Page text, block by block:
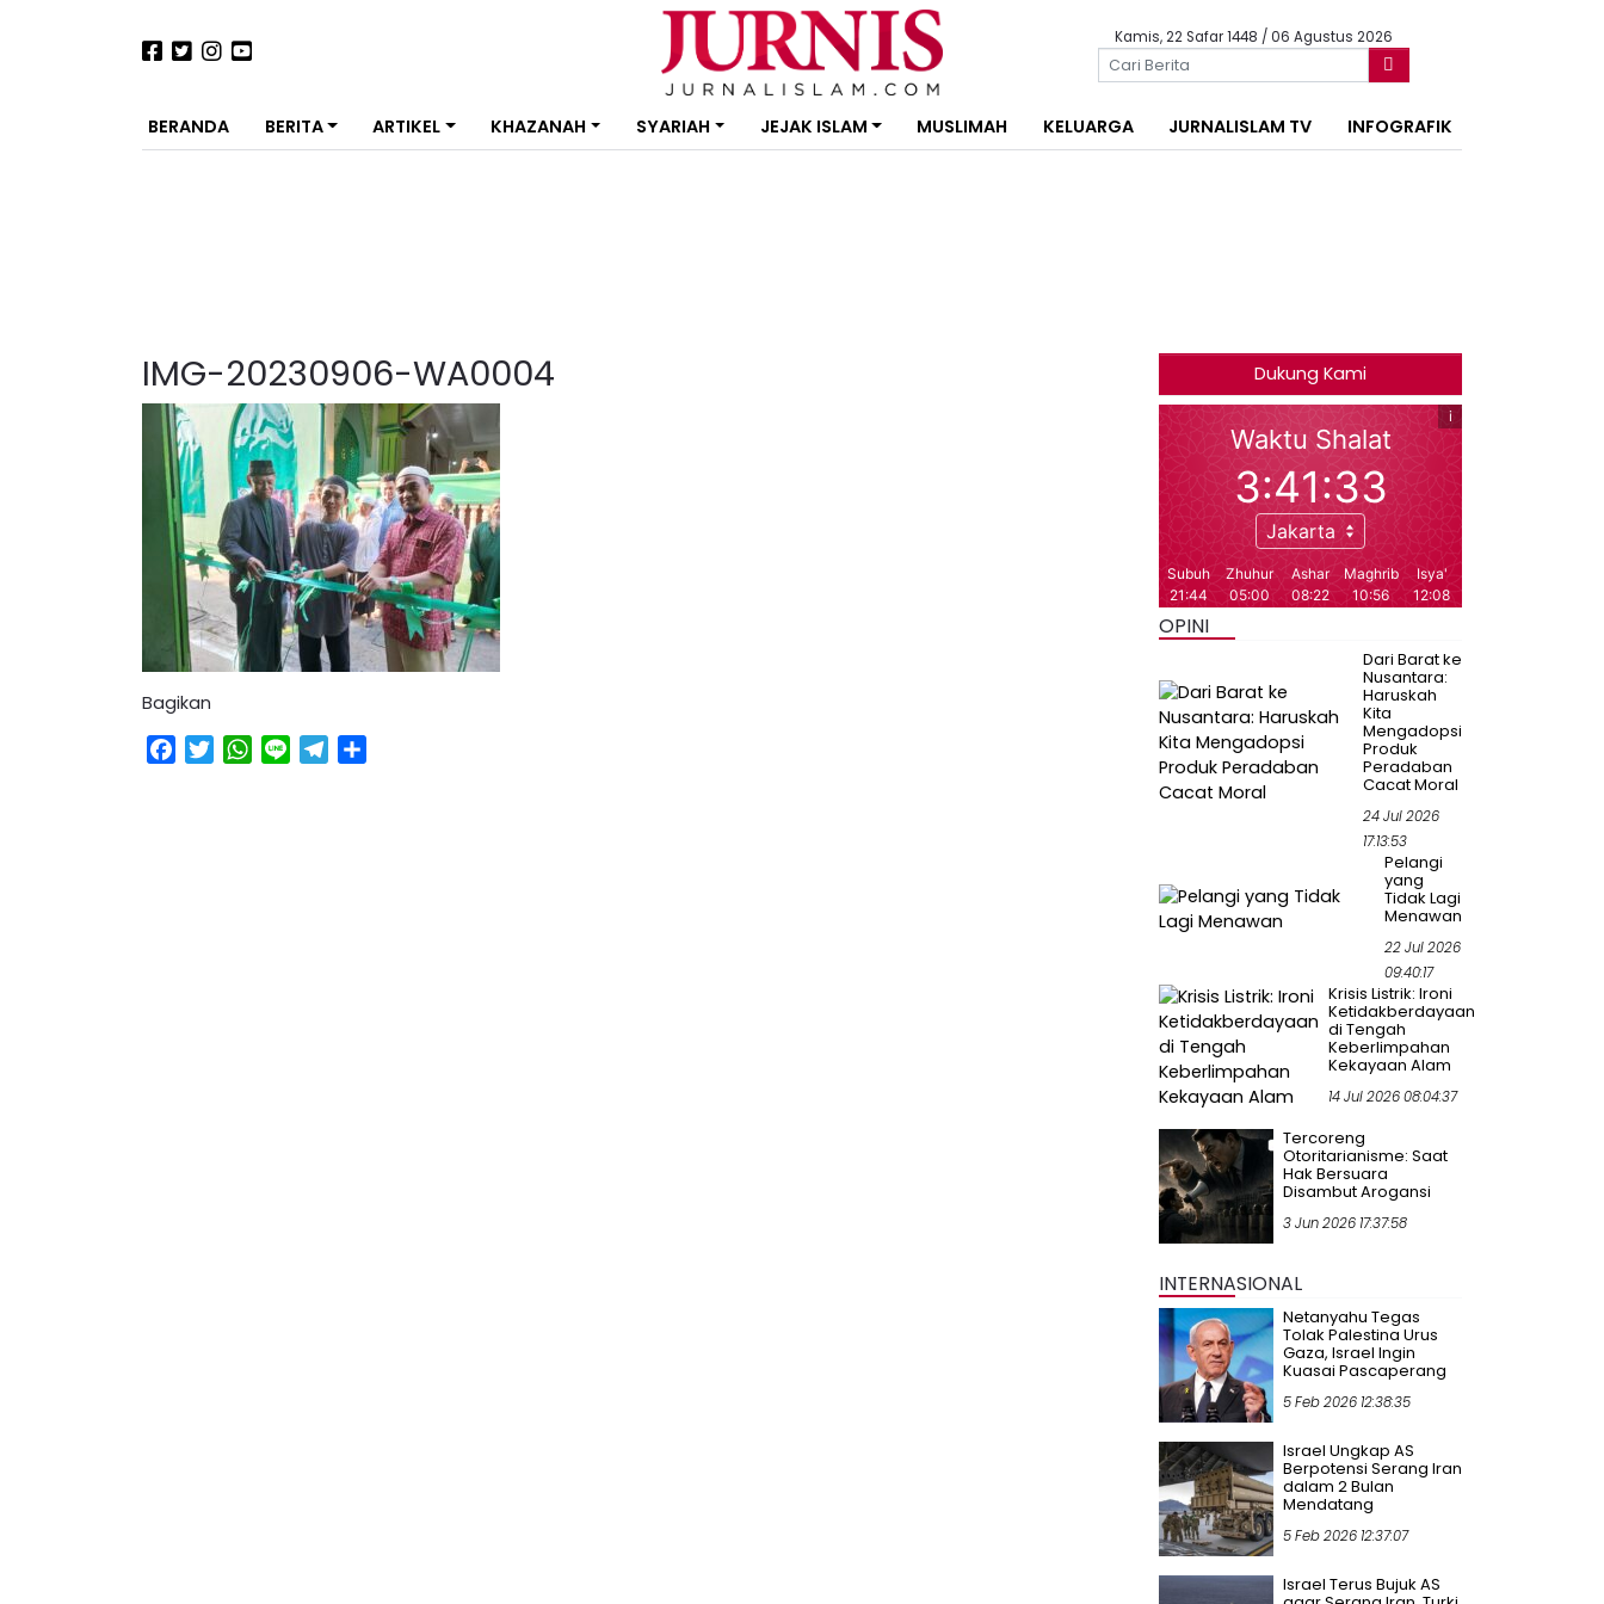
Kamis, 22 Safar 1448 / 06 Agustus 2026
BERANDA BERITA ARTIKEL KHAZANAH SYARIAH JEJAK ISLAM MUSLIMAH KELUARGA JURNALISLAM TV INFOGRAFIK
IMG-20230906-WA0004
Bagikan
Facebook
TwitterWhatsApp
Line Telegram
Dukung Kami
OPINI
Dari Barat ke
Nusantara:
Haruskah
Kita
Mengadopsi
Produk
Peradaban
Cacat Moral
24 Jul 2026
17:13:53
Pelangi
yang
Tidak Lagi
Menawan
22 Jul 2026
09:40:17
Krisis Listrik: Ironi
Ketidakberdayaan
di Tengah
Keberlimpahan
Kekayaan Alam
14 Jul 2026 08:04:37
Tercoreng
Otoritarianisme: Saat
Hak Bersuara
Disambut Arogansi
3 Jun 2026 17:37:58
INTERNASIONAL
Netanyahu Tegas
Tolak Palestina Urus
Gaza, Israel Ingin
Kuasai Pascaperang
5 Feb 2026 12:38:35
Israel Ungkap AS
Berpotensi Serang Iran
dalam 2 Bulan
Mendatang
5 Feb 2026 12:37:07
Israel Terus Bujuk AS